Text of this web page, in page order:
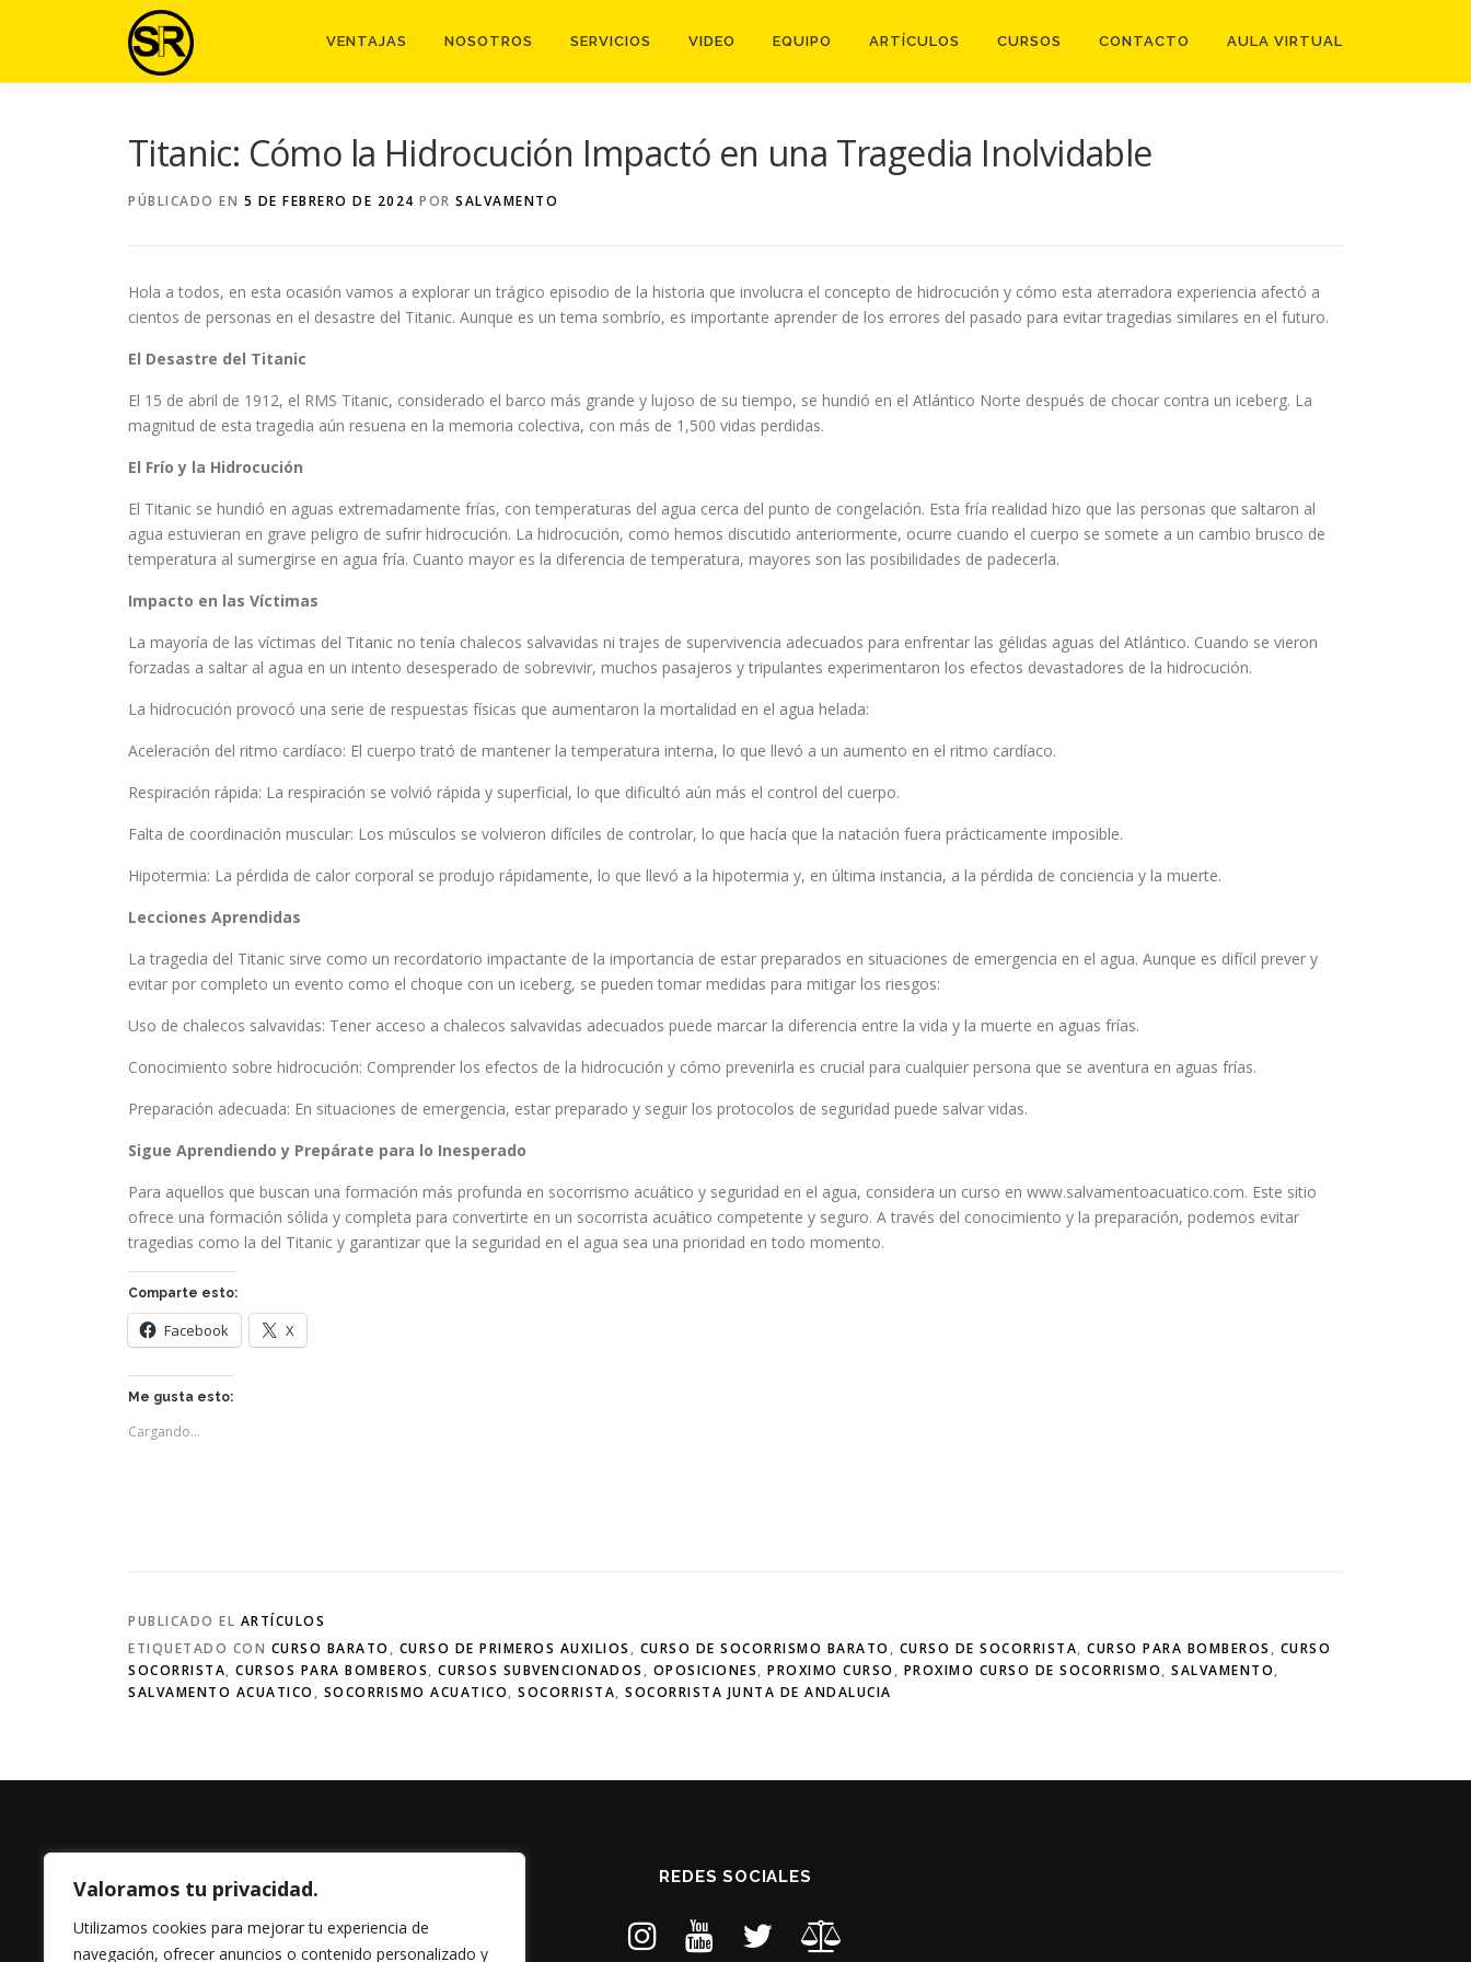
Valoramos tu privacidad.
Utilizamos cookies para mejorar tu experiencia de
navegación, ofrecer anuncios o contenido personalizado y
VENTAJAS NOSOTROS SERVICIOS VIDEO EQUIPO ARTÍCULOS CURSOS CONTACTO AULA VIRTUAL
Titanic: Cómo la Hidrocución Impactó en una Tragedia Inolvidable
PÚBLICADO EN 5 DE FEBRERO DE 2024 POR SALVAMENTO
Hola a todos, en esta ocasión vamos a explorar un trágico episodio de la historia que involucra el concepto de hidrocución y cómo esta aterradora experiencia afectó a
cientos de personas en el desastre del Titanic. Aunque es un tema sombrío, es importante aprender de los errores del pasado para evitar tragedias similares en el futuro.
El Desastre del Titanic
El 15 de abril de 1912, el RMS Titanic, considerado el barco más grande y lujoso de su tiempo, se hundió en el Atlántico Norte después de chocar contra un iceberg. La
magnitud de esta tragedia aún resuena en la memoria colectiva, con más de 1,500 vidas perdidas.
El Frío y la Hidrocución
El Titanic se hundió en aguas extremadamente frías, con temperaturas del agua cerca del punto de congelación. Esta fría realidad hizo que las personas que saltaron al
agua estuvieran en grave peligro de sufrir hidrocución. La hidrocución, como hemos discutido anteriormente, ocurre cuando el cuerpo se somete a un cambio brusco de
temperatura al sumergirse en agua fría. Cuanto mayor es la diferencia de temperatura, mayores son las posibilidades de padecerla.
Impacto en las Víctimas
La mayoría de las víctimas del Titanic no tenía chalecos salvavidas ni trajes de supervivencia adecuados para enfrentar las gélidas aguas del Atlántico. Cuando se vieron
forzadas a saltar al agua en un intento desesperado de sobrevivir, muchos pasajeros y tripulantes experimentaron los efectos devastadores de la hidrocución.
La hidrocución provocó una serie de respuestas físicas que aumentaron la mortalidad en el agua helada:
Aceleración del ritmo cardíaco: El cuerpo trató de mantener la temperatura interna, lo que llevó a un aumento en el ritmo cardíaco.
Respiración rápida: La respiración se volvió rápida y superficial, lo que dificultó aún más el control del cuerpo.
Falta de coordinación muscular: Los músculos se volvieron difíciles de controlar, lo que hacía que la natación fuera prácticamente imposible.
Hipotermia: La pérdida de calor corporal se produjo rápidamente, lo que llevó a la hipotermia y, en última instancia, a la pérdida de conciencia y la muerte.
Lecciones Aprendidas
La tragedia del Titanic sirve como un recordatorio impactante de la importancia de estar preparados en situaciones de emergencia en el agua. Aunque es difícil prever y
evitar por completo un evento como el choque con un iceberg, se pueden tomar medidas para mitigar los riesgos:
Uso de chalecos salvavidas: Tener acceso a chalecos salvavidas adecuados puede marcar la diferencia entre la vida y la muerte en aguas frías.
Conocimiento sobre hidrocución: Comprender los efectos de la hidrocución y cómo prevenirla es crucial para cualquier persona que se aventura en aguas frías.
Preparación adecuada: En situaciones de emergencia, estar preparado y seguir los protocolos de seguridad puede salvar vidas.
Sigue Aprendiendo y Prepárate para lo Inesperado
Para aquellos que buscan una formación más profunda en socorrismo acuático y seguridad en el agua, considera un curso en www.salvamentoacuatico.com. Este sitio
ofrece una formación sólida y completa para convertirte en un socorrista acuático competente y seguro. A través del conocimiento y la preparación, podemos evitar
tragedias como la del Titanic y garantizar que la seguridad en el agua sea una prioridad en todo momento.
Comparte esto:
Facebook X
Me gusta esto:
Cargando...
PUBLICADO EL ARTÍCULOS
ETIQUETADO CON CURSO BARATO , CURSO DE PRIMEROS AUXILIOS , CURSO DE SOCORRISMO BARATO , CURSO DE SOCORRISTA, CURSO PARA BOMBEROS , CURSO
SOCORRISTA, CURSOS PARA BOMBEROS, CURSOS SUBVENCIONADOS , OPOSICIONES, PROXIMO CURSO , PROXIMO CURSO DE SOCORRISMO, SALVAMENTO,
SALVAMENTO ACUATICO , SOCORRISMO ACUATICO, SOCORRISTA, SOCORRISTA JUNTA DE ANDALUCIA
REDES SOCIALES